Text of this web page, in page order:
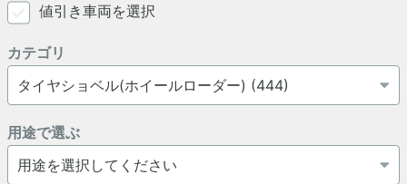
値引き車両を選択
カテゴリ
用途で選ぶ